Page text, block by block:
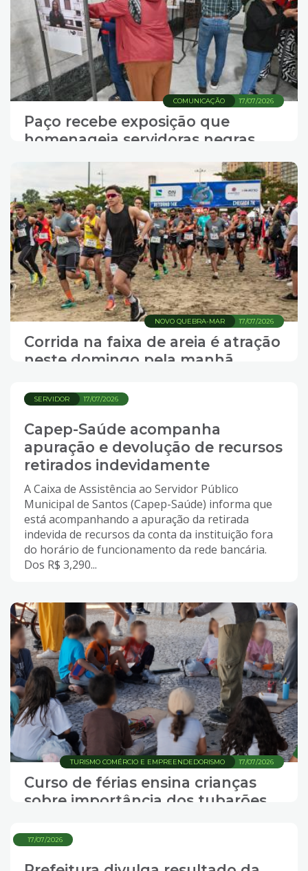
17/07/2026
COMUNICAÇÃO
Paço recebe exposição que
homenageia servidoras negras
17/07/2026
NOVO QUEBRA-MAR
Corrida na faixa de areia é atração
neste domingo pela manhã
17/07/2026
SERVIDOR
Capep-Saúde acompanha
apuração e devolução de recursos
retirados indevidamente
A Caixa de Assistência ao Servidor Público
Municipal de Santos (Capep-Saúde) informa que
está acompanhando a apuração da retirada
indevida de recursos da conta da instituição fora
do horário de funcionamento da rede bancária.
Dos R$ 3,290...
17/07/2026
TURISMO COMÉRCIO E EMPREENDEDORISMO
Curso de férias ensina crianças
sobre importância dos tubarões
17/07/2026